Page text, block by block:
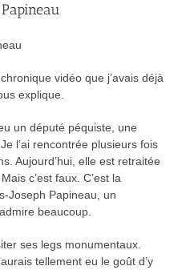
vidéo que j’avais déjà
explique.
un député péquiste, une
l’ai rencontrée plusieurs fois
Aujourd’hui, elle est retraitée
c’est faux. C’est la
Joseph Papineau, un
beaucoup.
ses legs monumentaux.
tellement eu le goût d’y